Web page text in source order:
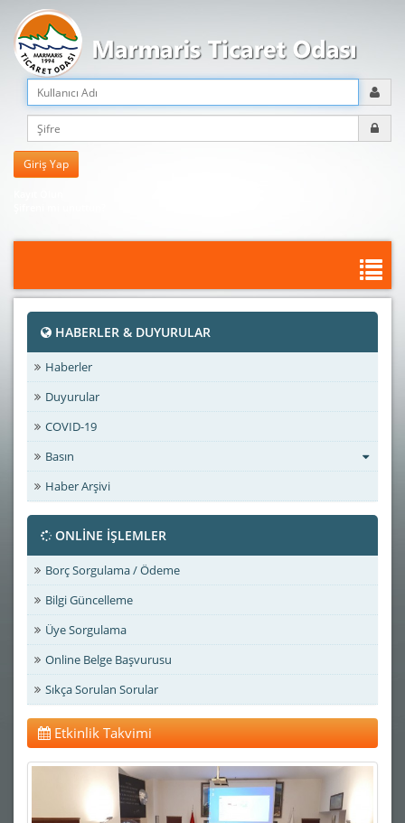
HABERLER & DUYURULAR
Haberler
Duyurular
COVID-19
Basın
Haber Arşivi
ONLİNE İŞLEMLER
Borç Sorgulama / Ödeme
Bilgi Güncelleme
Üye Sorgulama
Online Belge Başvurusu
Sıkça Sorulan Sorular
Etkinlik Takvimi